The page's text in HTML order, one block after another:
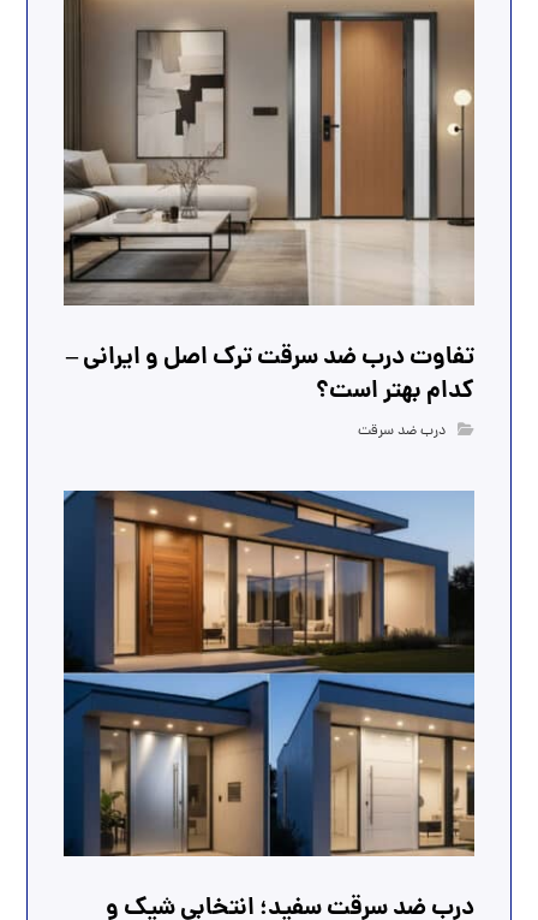
تفاوت درب ضد سرقت ترک اصل و ایرانی –
کدام بهتر است؟
درب ضد سرقت
درب ضد سرقت سفید؛ انتخابی شیک و